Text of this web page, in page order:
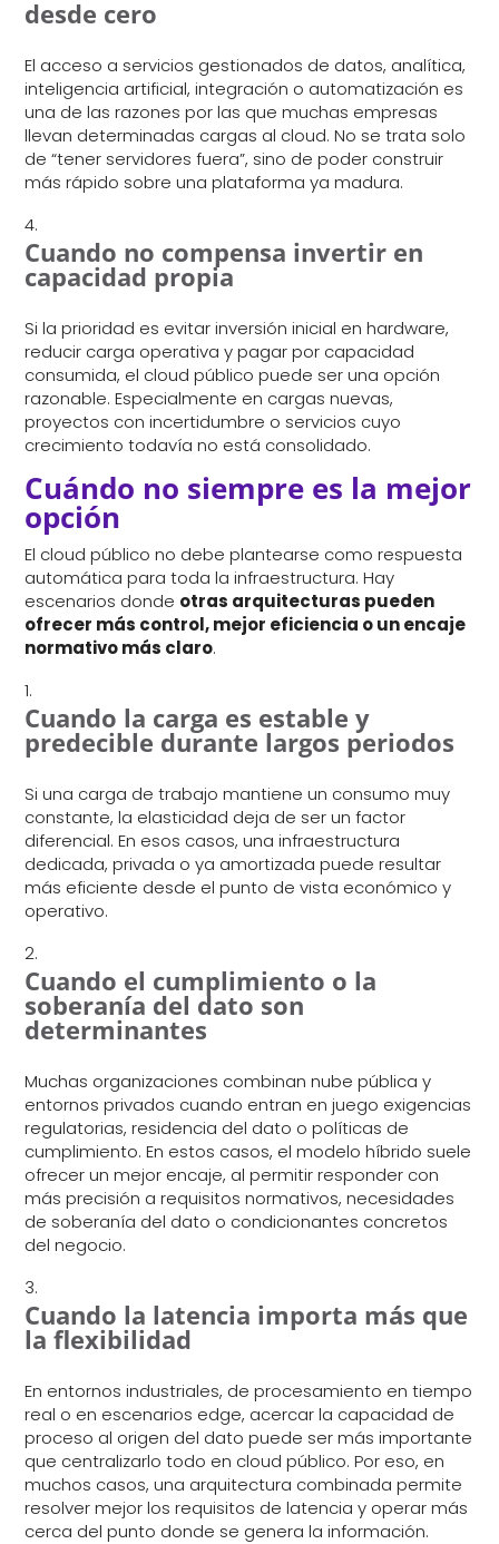
desde cero
El acceso a servicios gestionados de datos, analítica,
inteligencia artificial, integración o automatización es
una de las razones por las que muchas empresas
llevan determinadas cargas al cloud. No se trata solo
de “tener servidores fuera”, sino de poder construir
más rápido sobre una plataforma ya madura.
Cuando no compensa invertir en
capacidad propia
Si la prioridad es evitar inversión inicial en hardware,
reducir carga operativa y pagar por capacidad
consumida, el cloud público puede ser una opción
razonable. Especialmente en cargas nuevas,
proyectos con incertidumbre o servicios cuyo
crecimiento todavía no está consolidado.
Cuándo no siempre es la mejor
opción
El cloud público no debe plantearse como respuesta
automática para toda la infraestructura. Hay
escenarios donde otras arquitecturas pueden
ofrecer más control, mejor eficiencia o un encaje
normativo más claro.
Cuando la carga es estable y
predecible durante largos periodos
Si una carga de trabajo mantiene un consumo muy
constante, la elasticidad deja de ser un factor
diferencial. En esos casos, una infraestructura
dedicada, privada o ya amortizada puede resultar
más eficiente desde el punto de vista económico y
operativo.
Cuando el cumplimiento o la
soberanía del dato son
determinantes
Muchas organizaciones combinan nube pública y
entornos privados cuando entran en juego exigencias
regulatorias, residencia del dato o políticas de
cumplimiento. En estos casos, el modelo híbrido suele
ofrecer un mejor encaje, al permitir responder con
más precisión a requisitos normativos, necesidades
de soberanía del dato o condicionantes concretos
del negocio.
Cuando la latencia importa más que
la flexibilidad
En entornos industriales, de procesamiento en tiempo
real o en escenarios edge, acercar la capacidad de
proceso al origen del dato puede ser más importante
que centralizarlo todo en cloud público. Por eso, en
muchos casos, una arquitectura combinada permite
resolver mejor los requisitos de latencia y operar más
cerca del punto donde se genera la información.